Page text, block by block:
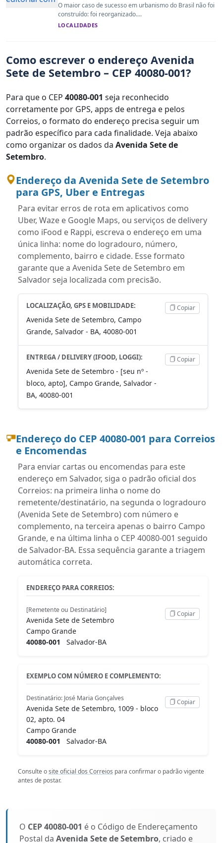
O maior caso de sucesso em urbanismo do Brasil não foi
construído: foi reorganizado....
LOCALIDADES
Como escrever o endereço Avenida
Sete de Setembro – CEP 40080-001?
Para que o CEP 40080-001 seja reconhecido
corretamente por GPS, apps de entrega e pelos
Correios, o formato do endereço precisa seguir um
padrão específico para cada finalidade. Veja abaixo
como organizar os dados da Avenida Sete de
Setembro.
Endereço da Avenida Sete de Setembro
para GPS, Uber e Entregas
Para evitar erros de rota em aplicativos como
Uber, Waze e Google Maps, ou serviços de delivery
como iFood e Rappi, escreva o endereço em uma
única linha: nome do logradouro, número,
complemento, bairro e cidade. Esse formato
garante que a Avenida Sete de Setembro em
Salvador seja localizada com precisão.
LOCALIZAÇÃO, GPS E MOBILIDADE:
Avenida Sete de Setembro, Campo
Grande, Salvador - BA, 40080-001
Copiar
ENTREGA / DELIVERY (IFOOD, LOGGI):
Avenida Sete de Setembro - [seu nº -
bloco, apto], Campo Grande, Salvador -
BA, 40080-001
Copiar
Endereço do CEP 40080-001 para Correios
e Encomendas
Para enviar cartas ou encomendas para este
endereço em Salvador, siga o padrão oficial dos
Correios: na primeira linha o nome do
remetente/destinatário, na segunda o logradouro
(Avenida Sete de Setembro) com número e
complemento, na terceira apenas o bairro Campo
Grande, e na última linha o CEP 40080-001 seguido
de Salvador-BA. Essa sequência garante a triagem
automática correta.
ENDEREÇO PARA CORREIOS:
[Remetente ou Destinatário]
Avenida Sete de Setembro
Campo Grande
40080-001
Salvador-BA
Copiar
EXEMPLO COM NÚMERO E COMPLEMENTO:
Destinatário: José Maria Gonçalves
Avenida Sete de Setembro, 1009 - bloco
02, apto. 04
Campo Grande
40080-001
Salvador-BA
Copiar
Consulte osite oficial dos Correios para confirmar o padrão vigente
antes de postar.
O CEP 40080-001 é o Código de Endereçamento
Postal da Avenida Sete de Setembro, criado e